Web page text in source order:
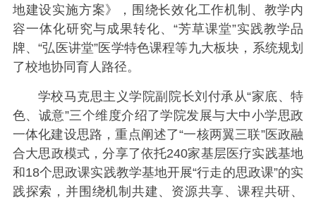
地建设实施方案》，围绕长效化工作机制、教学内
容一体化研究与成果转化、“芳草课堂”实践教学品
牌、“弘医讲堂”医学特色课程等九大板块，系统规划
了校地协同育人路径。
学校马克思主义学院副院长刘付承从“家底、特
色、诚意”三个维度介绍了学院发展与大中小学思政
一体化建设思路，重点阐述了“一核两翼三联”医政融
合大思政模式，分享了依托240家基层医疗实践基地
和18个思政课实践教学基地开展“行走的思政课”的实
践探索，并围绕机制共建、资源共享、课程共研、